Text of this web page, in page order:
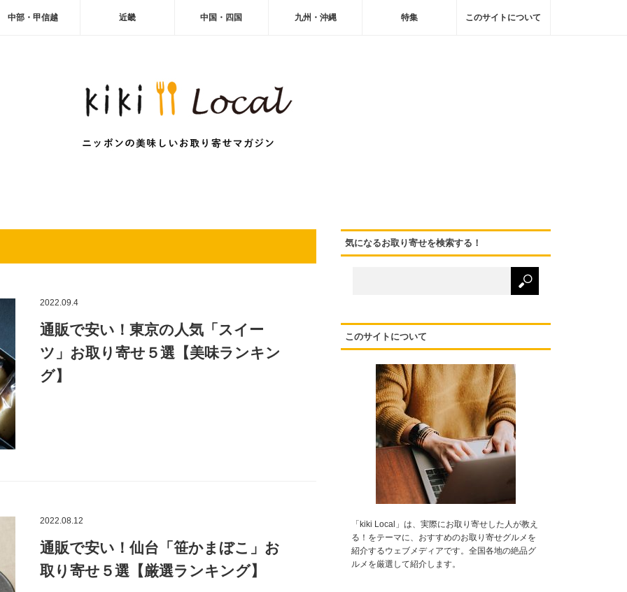
中部・甲信越 近畿 中国・四国 九州・沖縄 特集 このサイトについて
2022.09.4
通販で安い！東京の人気「スイー
ツ」お取り寄せ５選【美味ランキン
グ】
2022.08.12
通販で安い！仙台「笹かまぼこ」お
取り寄せ５選【厳選ランキング】
気になるお取り寄せを検索する！
このサイトについて
「kiki Local」は、実際にお取り寄せした人が教え
る！をテーマに、おすすめのお取り寄せグルメを
紹介するウェブメディアです。全国各地の絶品グ
ルメを厳選して紹介します。